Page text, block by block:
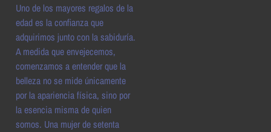
Uno de los mayores regalos de la
edad es la confianza que
adquirimos junto con la sabiduría.
A medida que envejecemos,
comenzamos a entender que la
belleza no se mide únicamente
por la apariencia física, sino por
la esencia misma de quien
somos. Una mujer de setenta